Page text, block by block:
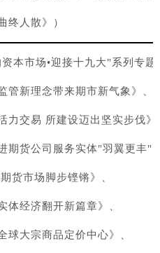
终人散》）
本市场•迎接十九大"系列专题
管新理念带来期市新气象》、
力交易 所建设迈出坚实步伐》
期货公司服务实体"羽翼更丰"
货市场脚步铿锵》、
体经济翻开新篇章》、
球大宗商品定价中心》、